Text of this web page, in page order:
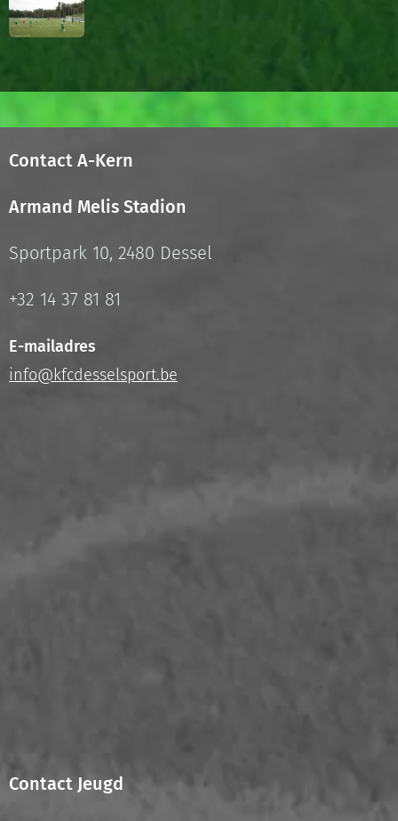
Contact A-Kern
Armand Melis Stadion
Sportpark 10, 2480 Dessel
+32 14 37 81 81
E-mailadres
info@kfcdesselsport.be
Contact Jeugd